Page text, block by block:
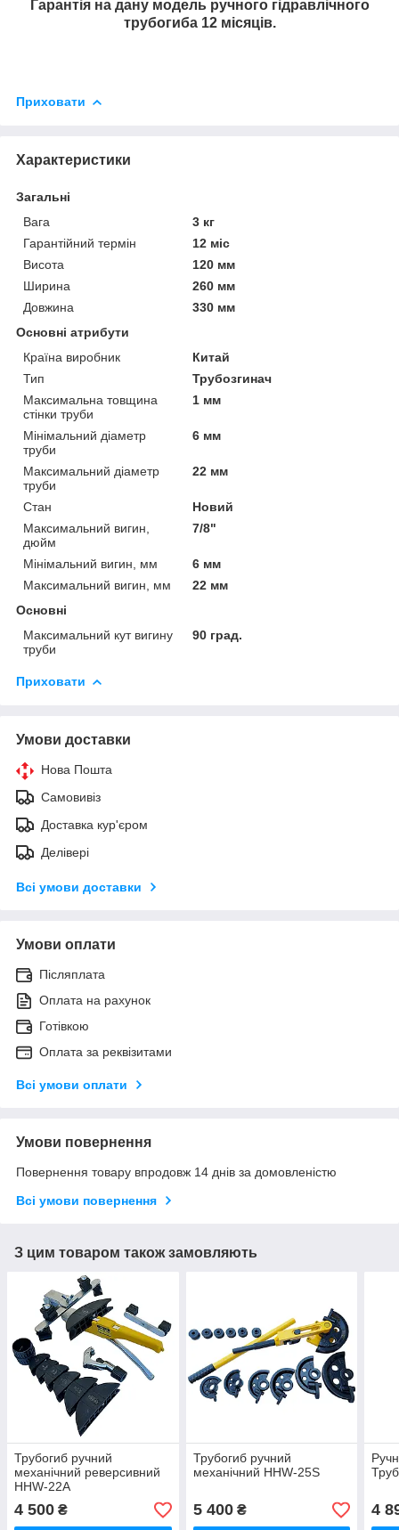
Гарантія на дану модель ручного гідравлічного
трубогиба 12 місяців.
Приховати
Характеристики
Загальні
Вага
3 кг
Гарантійний термін
12 міс
Висота
120 мм
Ширина
260 мм
Довжина
330 мм
Основні атрибути
Країна виробник
Китай
Тип
Трубозгинач
Максимальна товщина
стінки труби
1 мм
Мінімальний діаметр
труби
6 мм
Максимальний діаметр
труби
22 мм
Стан
Новий
Максимальний вигин,
дюйм
7/8"
Мінімальний вигин, мм
6 мм
Максимальний вигин, мм
22 мм
Основні
Максимальний кут вигину
труби
90 град.
Приховати
Умови доставки
Нова Пошта
Самовивіз
Доставка кур'єром
Делівері
Всі умови доставки
Умови оплати
Післяплата
Оплата на рахунок
Готівкою
Оплата за реквізитами
Всі умови оплати
Умови повернення
Повернення товару впродовж 14 днів за домовленістю
Всі умови повернення
З цим товаром також замовляють
Трубогиб ручний
механічний реверсивний
HHW-22А
4 500 ₴
Трубогиб ручний
механічний HHW-25S
5 400₴ 4